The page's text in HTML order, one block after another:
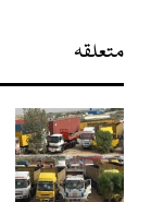
متعلقہ